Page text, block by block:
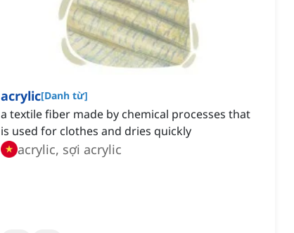
acrylic[Danh từ]
a textile fiber made by chemical processes that
is used for clothes and dries quickly
acrylic, sợi acrylic